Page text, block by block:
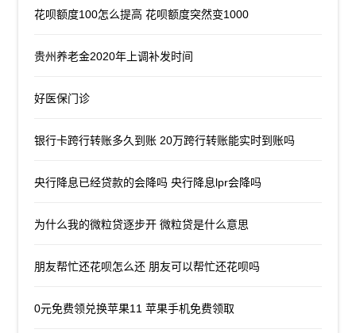
花呗额度100怎么提高 花呗额度突然变1000
贵州养老金2020年上调补发时间
好医保门诊
银行卡跨行转账多久到账 20万跨行转账能实时到账吗
央行降息已经贷款的会降吗 央行降息lpr会降吗
为什么我的微粒贷逐步开 微粒贷是什么意思
朋友帮忙还花呗怎么还 朋友可以帮忙还花呗吗
0元免费领兑换苹果11 苹果手机免费领取